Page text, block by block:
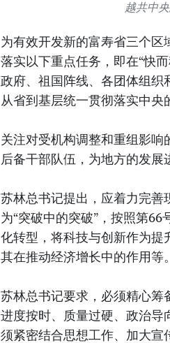
越共中
为有效开发新的富寿省三个区
落实以下重点任务，即在“快
政府、祖国阵线、各团体组
从省到基层统一贯彻落实中央
关注对受机构调整和重组影
后备干部队伍，为地方的发展
苏林总书记提出，应着力完
为“突破中的突破”，按照第
化转型，将科技与创新作为
其在推动经济增长中的作用等。
苏林总书记要求，必须精心筹
进度按时、质量过硬、政治
须紧密结合思想工作、加大宣